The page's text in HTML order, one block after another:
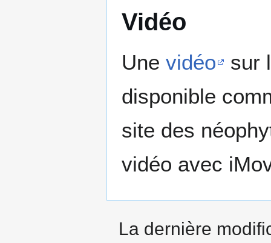
Vidéo
Une vidéo
sur
disponible
site des
vidéo avec
La dernière